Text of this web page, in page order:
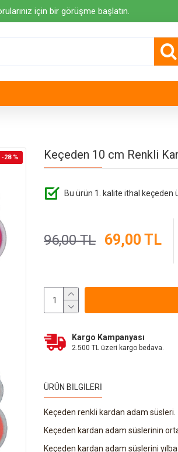
için bir görüşme başlatın.
-28 % Keçeden 10 cm Renkli
Bu ürün 1. kalite ithal keçeden
69,00 TL
96,00 TL
Kargo Kampanyası
2.500 TL üzeri kargo bedava.
ÜRÜN BILGILERI
Keçeden renkli kardan adam süsleri.
Keçeden kardan adam süslerinin
Keçeden kardan adam süslerini